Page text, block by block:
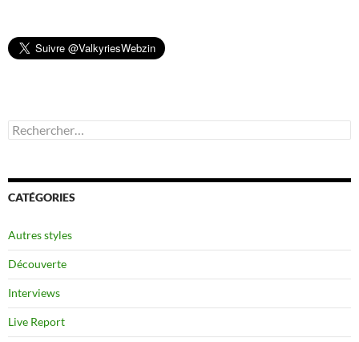
Rechercher :
CATÉGORIES
Autres styles
Découverte
Interviews
Live Report